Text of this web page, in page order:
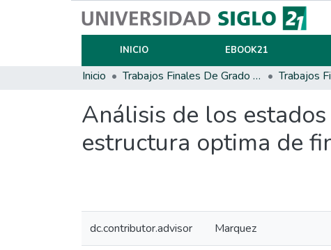
INICIO EBOOK21
Inicio Trabajos Finales De Grado Y Posgrado Trabajos
Análisis de los
estructura optima de
dc.contributor.advisor Marquez